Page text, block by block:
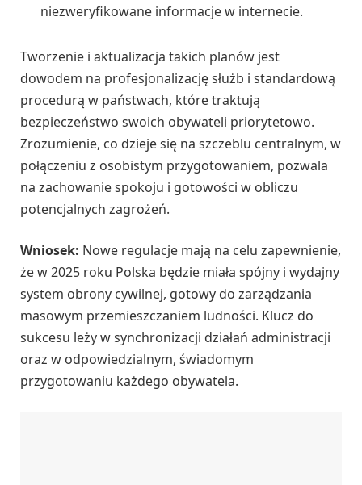
niezweryfikowane informacje w internecie.
Tworzenie i aktualizacja takich planów jest
dowodem na profesjonalizację służb i standardową
procedurą w państwach, które traktują
bezpieczeństwo swoich obywateli priorytetowo.
Zrozumienie, co dzieje się na szczeblu centralnym, w
połączeniu z osobistym przygotowaniem, pozwala
na zachowanie spokoju i gotowości w obliczu
potencjalnych zagrożeń.
Wniosek: Nowe regulacje mają na celu zapewnienie,
że w 2025 roku Polska będzie miała spójny i wydajny
system obrony cywilnej, gotowy do zarządzania
masowym przemieszczaniem ludności. Klucz do
sukcesu leży w synchronizacji działań administracji
oraz w odpowiedzialnym, świadomym
przygotowaniu każdego obywatela.